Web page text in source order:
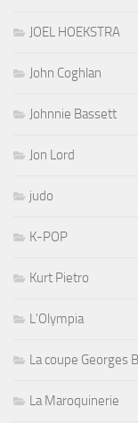
JOEL HOEKSTRA
John Coghlan
Johnnie Bassett
Jon Lord
judo
K-POP
Kurt Pietro
L'Olympia
La coupe Georges
La Maroquinerie